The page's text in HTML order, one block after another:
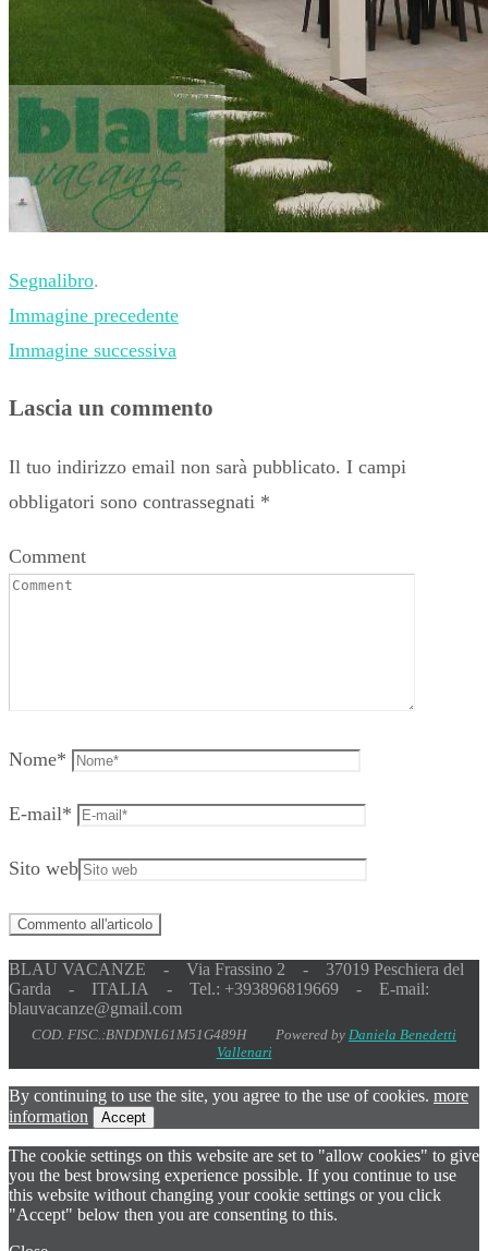
Segnalibro.
Immagine precedente
Immagine successiva
Lascia un commento
Il tuo indirizzo email non sarà pubblicato. I campi
obbligatori sono contrassegnati *
Comment
Nome*
E-mail*
Sito web
BLAU VACANZE - Via Frassino 2 - 37019 Peschiera del
Garda - ITALIA - Tel.: +393896819669 - E-mail:
blauvacanze@gmail.com
COD. FISC.:BNDDNL61M51G489H Powered by Daniela Benedetti
Vallenari
By continuing to use the site, you agree to the use of cookies. more
information
Accept
The cookie settings on this website are set to "allow cookies" to give
you the best browsing experience possible. If you continue to use
this website without changing your cookie settings or you click
"Accept" below then you are consenting to this.